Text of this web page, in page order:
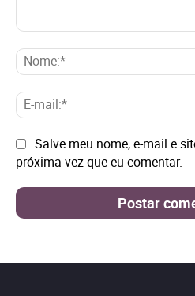
Site: Salve meu nome, e-mail e
próxima vez que eu comentar.